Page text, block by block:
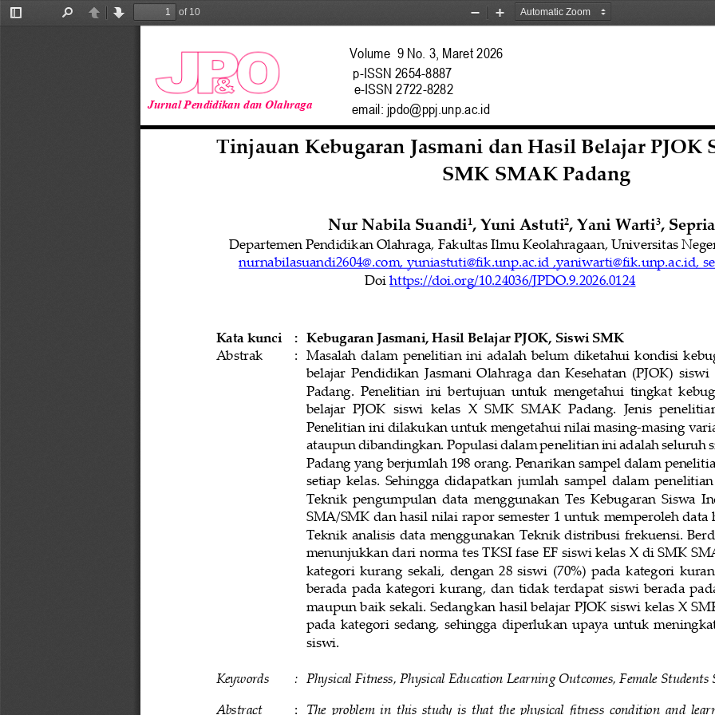
Toggle
PreviousNext
of 10
Zoom
Zoom
p-ISSN 2654-8887
Volume 9 No. 3, Maret 2026
email: jpdo@ppj.unp.ac.id
Jurnal Pendidikan dan Olahraga
e-ISSN 2722-8282
Tinjauan Kebugaran Jasmani dan Hasil Belajar PJOK
SMK SMAK Padang
Nur Nabila Suandi1, Yuni Astuti2, Yani Warti3,
Departemen Pendidikan Olahraga, Fakultas Ilmu Keolahragaan, Universitas
nurnabilasuandi2604@.com, yuniastuti@fik.unp.ac.id ,yaniwarti@fik.unp.ac.id,
Doi https://doi.org/10.24036/JPDO.9.2026.0124
Kata kunci : Kebugaran Jasmani, Hasil Belajar PJOK, Siswi SMK
Abstrak
:
Masalah  dalam  penelitian  ini  adalah  belum  diketahui  kondisi
belajar Pendidikan  Jasmani  Olahraga  dan  Kesehatan  (PJOK) siswi
Padang.  Penelitian  ini  bertujuan  untuk  mengetahui  tingkat
belajar PJOK siswi  kelas  X  SMK  SMAK  Padang.  Jenis
Penelitian ini dilakukan untuk mengetahui nilai masing-masing
ataupun dibandingkan. Populasi dalam penelitian ini adalah seluruh
Padang yang berjumlah 198 orang. Penarikan sampel dalam
setiap  kelas.  Sehingga  didapatkan  jumlah  sampel dalam  penelitian
Teknik  pengumpulan  data  menggunakan  Tes  Kebugaran  Siswa
SMA/SMK dan hasil nilai rapor semester 1 untuk memperoleh data
Teknik  analisis  data  menggunakan  Teknik  distribusi  frekuensi.
menunjukkan dari norma tes TKSI fase EF siswi kelas X di SMK
kategori  kurang  sekali,  dengan  28  siswi  (70%)  pada  kategori
berada pada  kategori  kurang,  dan  tidak  terdapat  siswi berada
maupun baik sekali. Sedangkan hasil belajar PJOK siswi kelas X
pada  kategori  sedang,  sehingga  diperlukan  upaya  untuk
siswi.
Keywords : Physical Fitness, Physical Education Learning Outcomes, Female Students
Abstract : The  problem  in  this  study  is  that  the  physical  fitness  condition  and